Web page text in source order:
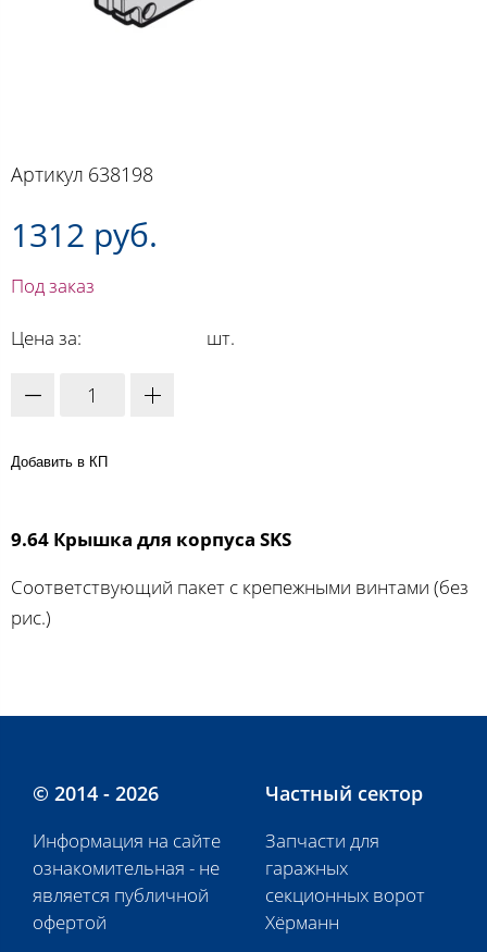
Артикул 638198
1312 руб.
Под заказ
Цена за: шт.
Добавить в КП
9.64 Крышка для корпуса SKS
Соответствующий пакет с крепежными винтами (без
рис.)
© 2014 - 2026
Информация на сайте
ознакомительная - не
является публичной
офертой
Частный сектор
Запчасти для
гаражных
секционных ворот
Хёрманн